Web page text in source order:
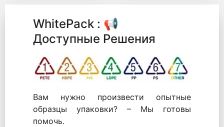
WhitePack : 📢
Доступные Решения
Вам нужно произвести опытные
образцы упаковки? – Мы готовы
помочь.